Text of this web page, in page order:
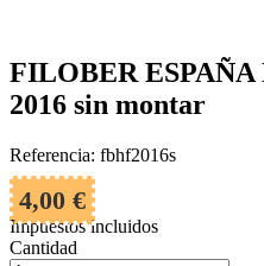
FILOBER
2016 sin montar
Referencia: fbhf2016s
4,00 €
Impuestos incluidos
Cantidad